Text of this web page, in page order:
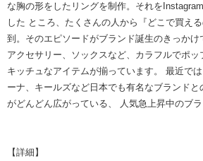
な胸の形をしたリングを制作。それを
した ところ、たくさんの人から『どこで買え
到。そのエピソードがブランド誕生のきっか
アクセサリー、ソックスなど、カラフルでポッ
キッチュなアイテムが揃っています。 最近で
ーナ、キールズなど日本でも有名なブランド
がどんどん広がっている、 人気急上昇中のブラ
【詳細】